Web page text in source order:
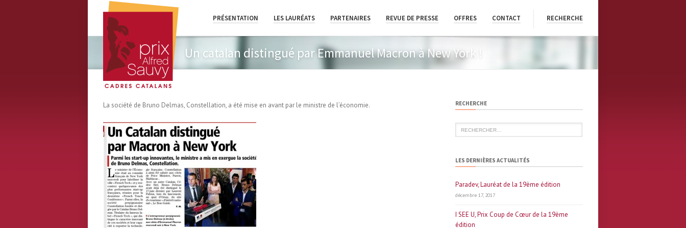
PRÉSENTATION LES LAURÉATS PARTENAIRES REVUE DE PRESSE OFFRES CONTACT RECHERCHE
Un catalan distingué par Emmanuel Macron à New York !
La société de Bruno Delmas, Constellation, a été mise en avant par le ministre de l’économie. RECHERCHE
LES DERNIÈRES ACTUALITÉS
Paradev, Lauréat de la 19ème édition
décembre 17, 2017
I SEE U, Prix Coup de Cœur de la 19ème
édition